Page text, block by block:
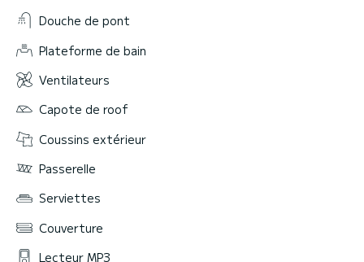
Douche de pont
Plateforme de bain
Ventilateurs
Capote de roof
Coussins extérieur
Passerelle
Serviettes
Couverture
Lecteur MP3